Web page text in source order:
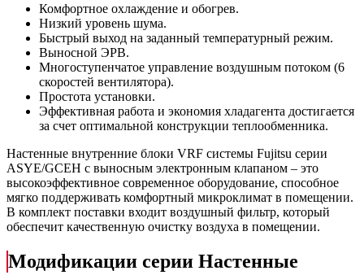
Комфортное охлаждение и обогрев.
Низкий уровень шума.
Быстрый выход на заданный температурный режим.
Выносной ЭРВ.
Многоступенчатое управление воздушным потоком (6
скоростей вентилятора).
Простота установки.
Эффективная работа и экономия хладагента достигается
за счет оптимальной конструкции теплообменника.
Настенные внутренние блоки VRF системы Fujitsu серии
ASYE/GCEH с выносным электронным клапаном – это
высокоэффективное современное оборудование, способное
мягко поддерживать комфортный микроклимат в помещении.
В комплект поставки входит воздушный фильтр, который
обеспечит качественную очистку воздуха в помещении.
Модификации серии Настенные